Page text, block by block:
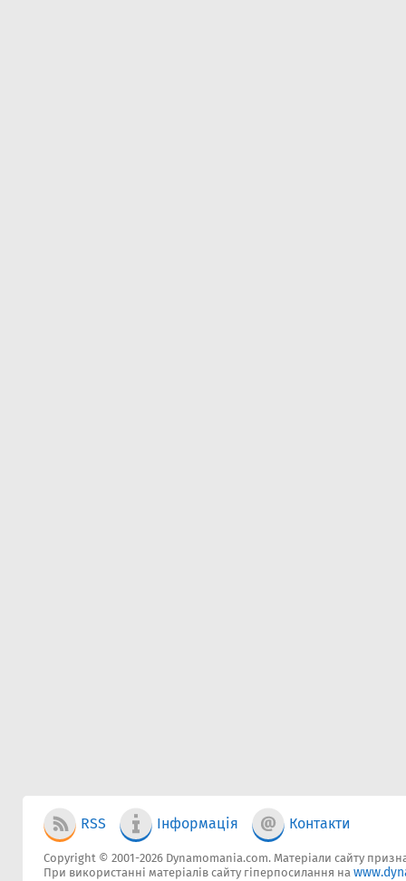
RSS Інформація Контакти
Copyright © 2001-2026 Dynamomania.com. Матеріали сайту
При використанні матеріалів сайту гіперпосилання на